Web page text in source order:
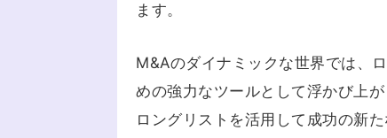
ます。
M&Aのダイナミックな世界では、
めの強力なツールとして浮かび上
ロングリストを活用して成功の新